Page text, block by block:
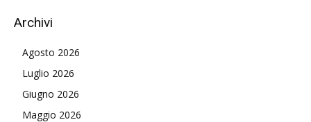
Archivi
Agosto 2026
Luglio 2026
Giugno 2026
Maggio 2026